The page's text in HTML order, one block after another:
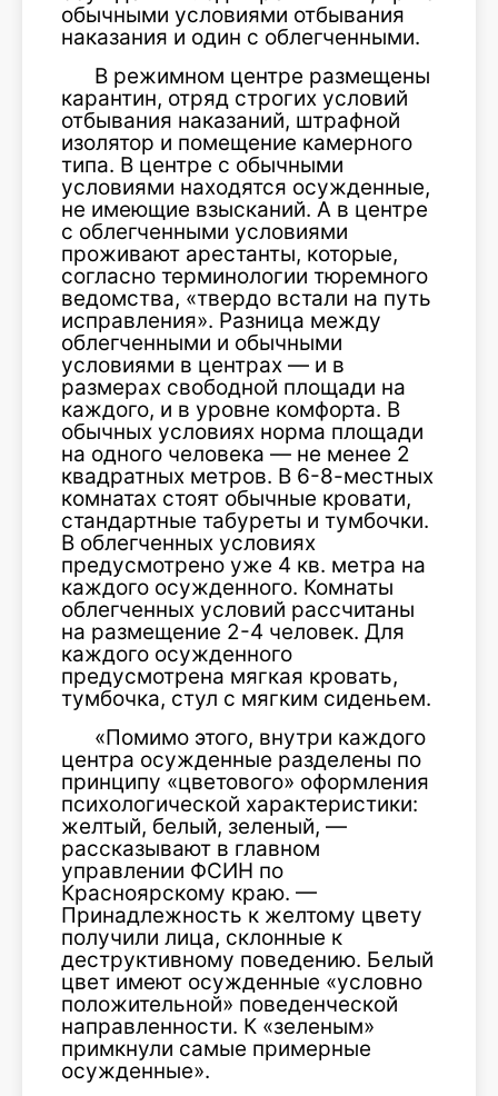
обычными условиями отбывания
наказания и один с облегченными.
В режимном центре размещены
карантин, отряд строгих условий
отбывания наказаний, штрафной
изолятор и помещение камерного
типа. В центре с обычными
условиями находятся осужденные,
не имеющие взысканий. А в центре
с облегченными условиями
проживают арестанты, которые,
согласно терминологии тюремного
ведомства, «твердо встали на путь
исправления». Разница между
облегченными и обычными
условиями в центрах — и в
размерах свободной площади на
каждого, и в уровне комфорта. В
обычных условиях норма площади
на одного человека — не менее 2
квадратных метров. В 6-8-местных
комнатах стоят обычные кровати,
стандартные табуреты и тумбочки.
В облегченных условиях
предусмотрено уже 4 кв. метра на
каждого осужденного. Комнаты
облегченных условий рассчитаны
на размещение 2-4 человек. Для
каждого осужденного
предусмотрена мягкая кровать,
тумбочка, стул с мягким сиденьем.
«Помимо этого, внутри каждого
центра осужденные разделены по
принципу «цветового» оформления
психологической характеристики:
желтый, белый, зеленый, —
рассказывают в главном
управлении ФСИН по
Красноярскому краю. —
Принадлежность к желтому цвету
получили лица, склонные к
деструктивному поведению. Белый
цвет имеют осужденные «условно
положительной» поведенческой
направленности. К «зеленым»
примкнули самые примерные
осужденные».